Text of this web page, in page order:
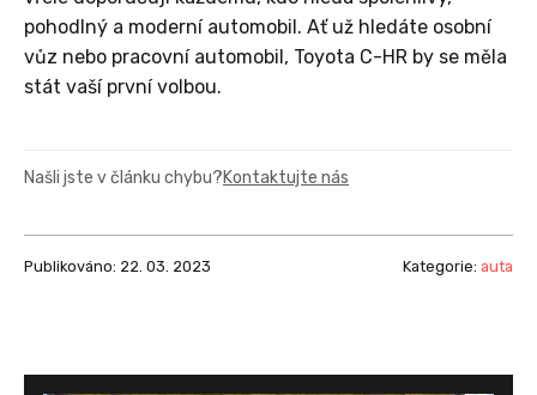
pohodlný a moderní automobil. Ať už hledáte osobní
vůz nebo pracovní automobil, Toyota C-HR by se měla
stát vaší první volbou.
Našli jste v článku chybu?Kontaktujte nás
Publikováno: 22. 03. 2023 Kategorie: auta